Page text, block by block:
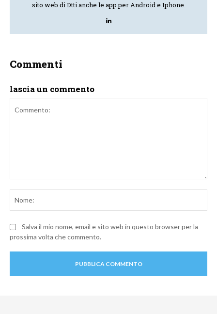
sito web di Dtti anche le app per Android e Iphone.
Commenti
lascia un commento
Salva il mio nome, email e sito web in questo browser per la
prossima volta che commento.